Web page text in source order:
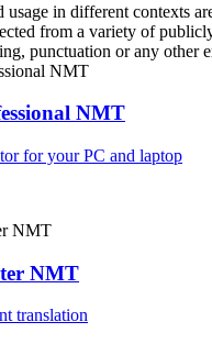
in different contexts
from a variety of
punctuation or any other
NMT
for your PC and laptop
NMT
translation